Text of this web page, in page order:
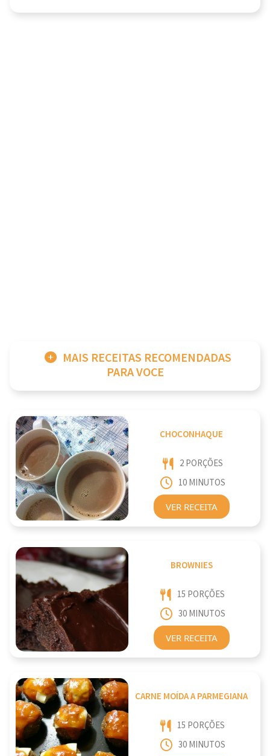
MAIS RECEITAS RECOMENDADAS
PARA VOCE
CHOCONHAQUE
2 PORÇÕES
10 MINUTOS
VER RECEITA
BROWNIES
15 PORÇÕES
30 MINUTOS
VER RECEITA
CARNE MOÍDA A PARMEGIANA
15 PORÇÕES
30 MINUTOS